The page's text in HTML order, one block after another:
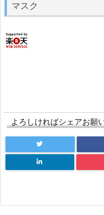
マスク
よろしければシェアお願